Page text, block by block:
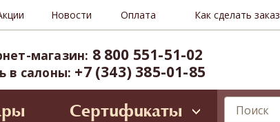
Новости Оплата Как сделать заказ
магазин: 8 800 551-51-02
в салоны: +7 (343) 385-01-85
Сертификаты